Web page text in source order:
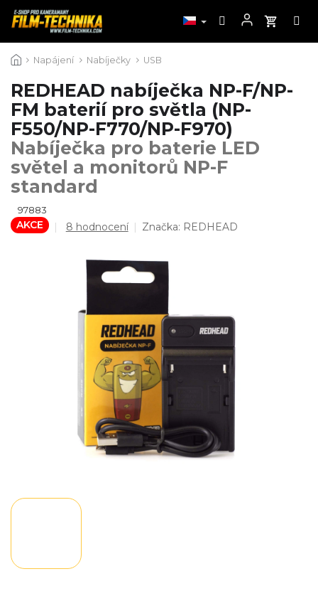
na
Napájení Nabíječky USB
REDHEAD nabíječka NP-F/NP-
FM baterií pro světla (NP-
F550/NP-F770/NP-F970)
Nabíječka pro baterie LED
světel a monitorů NP-F
standard
97883
AKCE
Průměrné
hvězdiček.
8 hodnocení Značka: REDHEAD